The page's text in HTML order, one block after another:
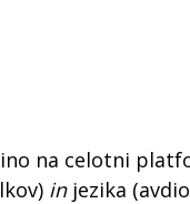
na celotni
injezika